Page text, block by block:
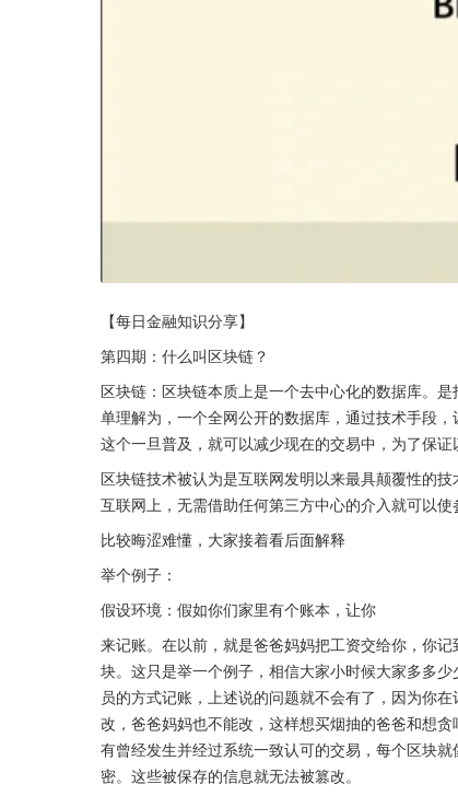
【每日金融知识分享】
第四期：什么叫区块链？
区块链：区块链本质上是一个去中心化的数据库。
单理解为，一个全网公开的数据库，通过技术手段
这个一旦普及，就可以减少现在的交易中，为了保证
区块链技术被认为是互联网发明以来最具颠覆性的
互联网上，无需借助任何第三方中心的介入就可以
比较晦涩难懂，大家接着看后面解释
举个例子：
假设环境：假如你们家里有个账本，让你
来记账。在以前，就是爸爸妈妈把工资交给你，你
块。这只是举一个例子，相信大家小时候大家多多
员的方式记账，上述说的问题就不会有了，因为你
改，爸爸妈妈也不能改，这样想买烟抽的爸爸和想
有曾经发生并经过系统一致认可的交易，每个区块
密。这些被保存的信息就无法被篡改。